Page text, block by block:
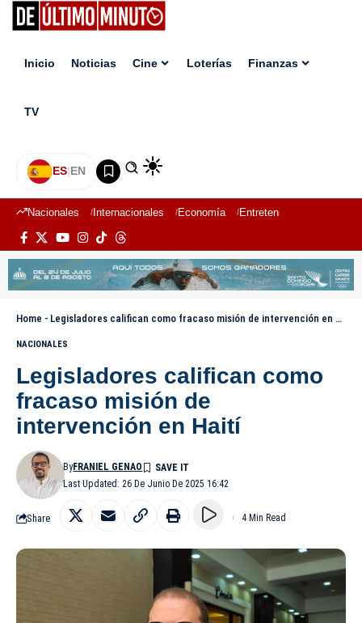
Inicio Noticias Cine Loterías Finanzas
TV
ES|EN
Nacionales Internacionales Economía Entretenimiento
Home - Legisladores califican como fracaso misión de intervención en Haití
NACIONALES
Legisladores califican como
fracaso misión de
intervención en Haití
Last Updated: 26 De Junio De 2025 16:42
ByFRANIEL GENAO
Share 4 Min Read